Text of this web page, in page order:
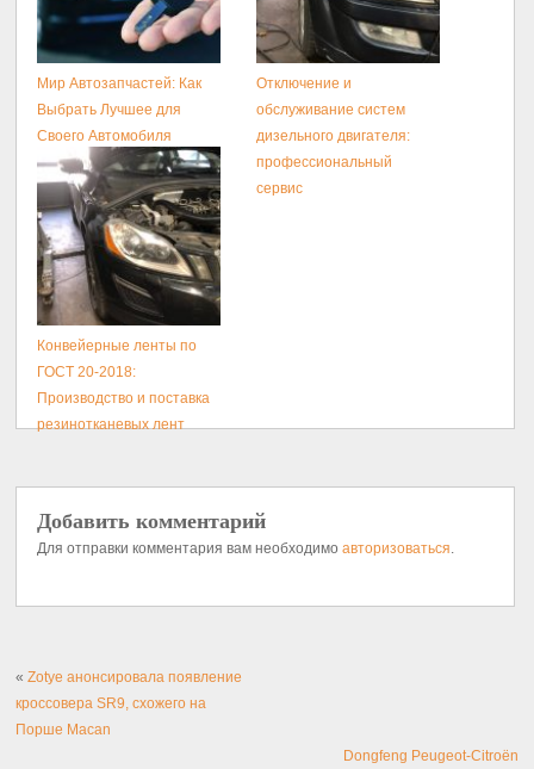
Мир Автозапчастей: Как
Выбрать Лучшее для
Своего Автомобиля
Отключение и
обслуживание систем
дизельного двигателя:
профессиональный
сервис
Конвейерные ленты по
ГОСТ 20-2018:
Производство и поставка
резинотканевых лент
Добавить комментарий
Для отправки комментария вам необходимоавторизоваться.
«Zotye анонсировала появление
кроссовера SR9, схожего на
Порше Macan
Dongfeng Peugeot-Citroën